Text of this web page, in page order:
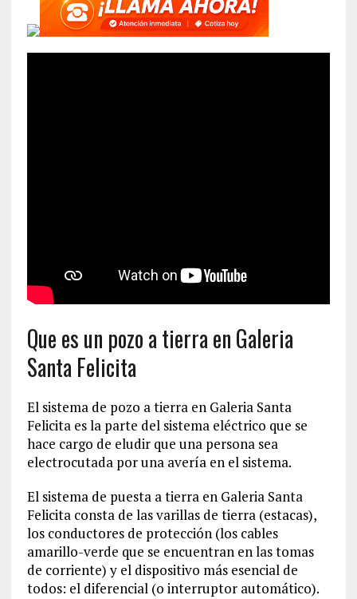
Que es un pozo a tierra en Galeria
Santa Felicita
El sistema de pozo a tierra en Galeria Santa
Felicita es la parte del sistema eléctrico que se
hace cargo de eludir que una persona sea
electrocutada por una avería en el sistema.
El sistema de puesta a tierra en Galeria Santa
Felicita consta de las varillas de tierra (estacas),
los conductores de protección (los cables
amarillo-verde que se encuentran en las tomas
de corriente) y el dispositivo más esencial de
todos: el diferencial (o interruptor automático).